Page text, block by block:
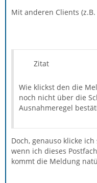
Mit anderen Clients
Zitat
Wie klickst den die
noch nicht über die
Ausnahmeregel
Doch, genauso klicke
wenn ich dieses
kommt die Meldung